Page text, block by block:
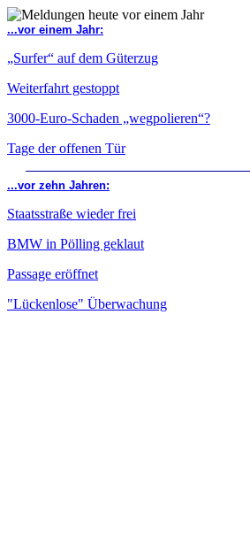
...vor einem Jahr:
„Surfer“ auf dem Güterzug
Weiterfahrt gestoppt
3000-Euro-Schaden „wegpolieren“?
Tage der offenen Tür
...vor zehn Jahren:
Staatsstraße wieder frei
BMW in Pölling geklaut
Passage eröffnet
"Lückenlose" Überwachung